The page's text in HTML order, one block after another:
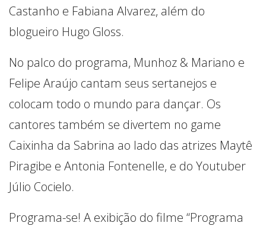
Castanho e Fabiana Alvarez, além do
blogueiro Hugo Gloss.
No palco do programa, Munhoz & Mariano e
Felipe Araújo cantam seus sertanejos e
colocam todo o mundo para dançar. Os
cantores também se divertem no game
Caixinha da Sabrina ao lado das atrizes Maytê
Piragibe e Antonia Fontenelle, e do Youtuber
Júlio Cocielo.
Programa-se! A exibição do filme “Programa